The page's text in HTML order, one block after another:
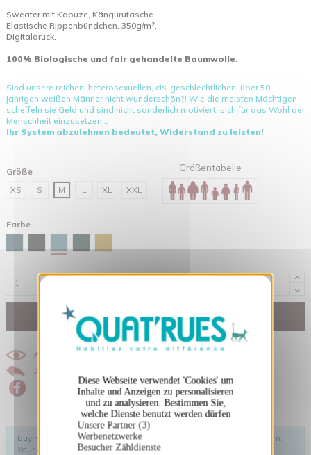
Diese Webseite verwendet 'Cookies' um
Inhalte und Anzeigen zu personalisieren
und zu analysieren. Bestimmen Sie,
welche Dienste benutzt werden dürfen
Unsere Partner (3)
Werbenetzwerke
Besucher Zähldienste
Sweater mit Kapuze, Kängurutasche.
Elastische Rippenbündchen. 350g/m².
Digitaldruck.
100% Biologische und fair gehandelte Baumwolle.
Sind unsere reichen, heterosexuellen, cis-geschlechtlichen, über 50-
jährigen weißen Männer nicht wunderschön?! Wie die meisten Mächtigen
scheffeln sie Geld und sind nicht sonderlich motiviert, sich für das Wohl der
Menschheit einzusetzen...
Ihr System abzulehnen bedeutet, Widerstand zu leisten!
Größe
XS
S M L XL XXL
Größentabelle
Farbe
In den Warenkorb
Andere Produkte mit dem gleichen Motiv ansehen
Zurück zu den Suchergebnissen
Buying this product you will collect
with our loyalty program.
Your cart will total3,25 €